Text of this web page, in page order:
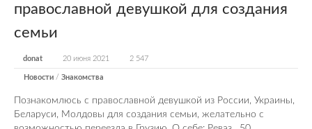
православной девушкой для создания
семьи
donat 20 июня 2021 2 547
Новости / Знакомства
Познакомлюсь с православной девушкой из России, Украины,
Беларуси, Молдовы для создания семьи, желательно с